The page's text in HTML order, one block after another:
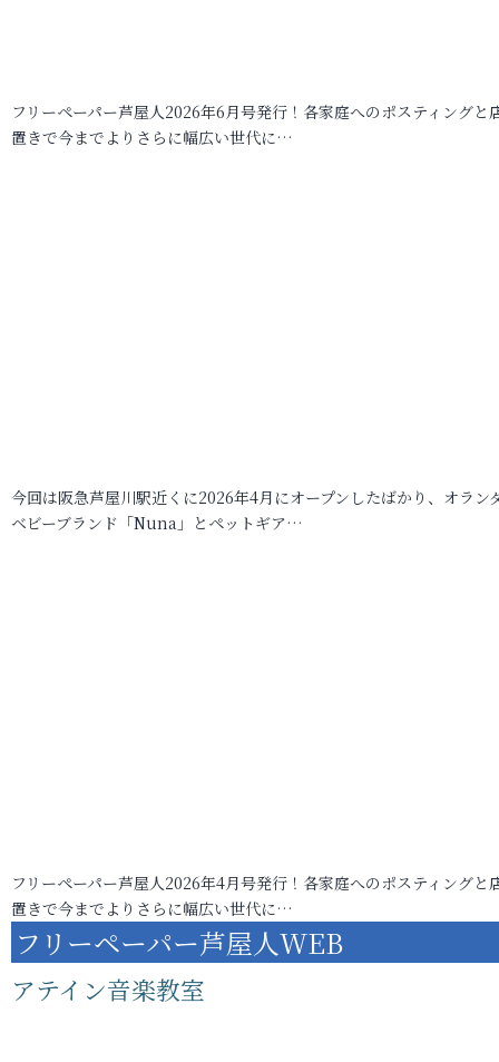
フリーペーパー芦屋人2026年6月号発行！各家庭へのポスティングと
置きで今までよりさらに幅広い世代に…
今回は阪急芦屋川駅近くに2026年4月にオープンしたばかり、オラン
ベビーブランド「Nuna」とペットギア…
フリーペーパー芦屋人2026年4月号発行！各家庭へのポスティングと
置きで今までよりさらに幅広い世代に…
フリーペーパー芦屋人WEB
アテイン音楽教室